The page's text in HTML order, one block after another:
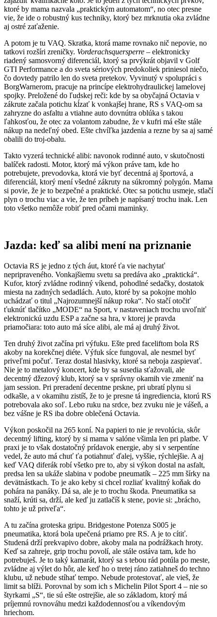
ktoré by mama nazvala „praktickým automatom“, no otec presne
vie, že ide o robustný kus techniky, ktorý bez mrknutia oka zvládne
aj ostré zaťaženie.
A potom je tu VAQ. Skratka, ktorá mame rovnako nič nepovie, no
tatkovi rozšíri zreničky. Vorderachsquersperre – elektronicky
riadený samosvorný diferenciál, ktorý sa prvýkrát objavil v Golf
GTI Performance a do sveta sériových predokoliek priniesol niečo,
čo dovtedy patrilo len do sveta pretekov. Vyvinutý v spolupráci s
BorgWarnerom, pracuje na princípe elektrohydraulickej lamelovej
spojky. Preložené do ľudskej reči: kde by sa obyčajná Octavia v
zákrute začala potichu kĺzať k vonkajšej hrane, RS s VAQ-om sa
zahryzne do asfaltu a vtiahne auto dovnútra oblúka s takou
ľahkosťou, že otec za volantom zabudne, že v kufri má ešte stále
nákup na nedeľný obed. Ešte chvíľka jazdenia a rezne by sa aj samé
obalili do troj-obalu.
Takto vyzerá technické alibi: navonok rodinné auto, v skutočnosti
balíček radosti. Motor, ktorý má výkon práve tam, kde ho
potrebujete, prevodovka, ktorá vie byť decentná aj športová, a
diferenciál, ktorý mení všedné zákruty na súkromný polygón. Mama
si povie, že je to bezpečné a praktické. Otec sa potichu usmeje, stlačí
plyn o trochu viac a vie, že ten príbeh je napísaný trochu inak. Len
toto všetko nemôže robiť pred očami maminky.
Jazda: keď sa alibi mení na priznanie
Octavia RS je jedno z tých áut, ktoré ťa vie nachytať
nepripraveného. Vonkajšiemu svetu sa predáva ako „praktická“.
Kufor, ktorý zvládne rodinný víkend, pohodlné sedačky, dostatok
miesta na zadných sedadlách. Auto, ktoré by sa pokojne mohlo
uchádzať o titul „Najrozumnejší nákup roka“. No stačí otočiť
ťuknúť tlačítko „MODE“ na Sport, v nastaveniach trochu uvoľniť
elektronickú uzdu ESP a začne sa hra, v ktorej je pravda
priamočiara: toto auto má síce alibi, ale má aj druhý život.
Ten druhý život začína pri výfuku. Ešte pred faceliftom bola RS
akoby na korekčnej diéte. Výfuk síce fungoval, ale nesmel byť
priveľmi počuť. Teraz dostal hlasivky, ktoré sa neboja zaspievať.
Nie je to metalový koncert, kde by sa susedia sťažovali, ale
decentný džezový klub, ktorý sa v správny okamih vie zmeniť na
jam session. Pri preradení decentne prskne, pri ubratí plynu si
odkašle, a v okamihu zistíš, že to je presne tá ingrediencia, ktorú RS
potrebovala ako soľ. Lebo ruku na srdce, bez zvuku nie je vášeň, a
bez vášne je RS iba dobre oblečená Octavia.
Výkon poskočil na 265 koní. Na papieri to nie je revolúcia, skôr
decentný lifting, ktorý by si mama v salóne všimla len pri platbe. V
praxi je to však dostatočný prídavok energie, aby si v serpentíne
vedel, že auto má chuť ťa potiahnuť ďalej, vyššie, rýchlejšie. A aj
keď VAQ diferák robí všetko pre to, aby si výkon dostal na asfalt,
predsa len sa ukáže slabina v podobe pneumatík – 225 mm šírky na
devätnástkach. To je ako keby si chcel rozliať kvalitný koňak do
pohára na panáky. Dá sa, ale je to trochu škoda. Pneumatika sa
snaží, krúti sa, drží, ale keď ju zatlačíš k stene, povie si: „brácho,
tohto je už priveľa“.
A tu začína groteska gripu. Bridgestone Potenza S005 je
pneumatika, ktorá bola upečená priamo pre RS. A je to cítiť.
Studená drží prekvapivo dobre, akoby mala na podrážkach hroty.
Keď sa zahreje, grip trochu povolí, ale stále ostáva tam, kde ho
potrebuješ. Je to taký kamarát, ktorý sa s tebou rád potúla po meste,
zvládne aj výlet do hôr, ale keď ho o tretej ráno zatiahneš do techno
klubu, už nebude stíhať tempo. Nebude protestovať, ale vieš, že
limit sa blíži. Porovnal by som ich s Michelin Pilot Sport 4 – nie so
štyrkami „S“, tie sú ešte ostrejšie, ale so základom, ktorý má
príjemnú rovnováhu medzi každodennosťou a víkendovým
hriechom.